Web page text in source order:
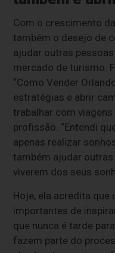
Com o crescimento
também o desejo de
ajudar outras
mercado de turismo.
“Como Vender
estratégias e abrir
trabalhar com
profissão. “Entendi
apenas realizar
também ajudar
viverem dos seus
Hoje, ela acredita
importantes de
que nunca é tarde
fazem parte do